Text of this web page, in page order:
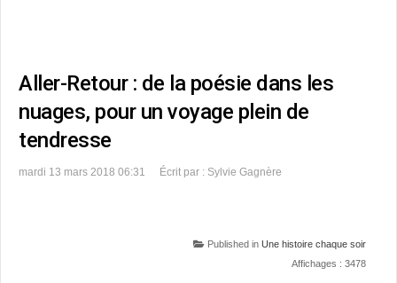
Aller-Retour : de la poésie dans les
nuages, pour un voyage plein de
tendresse
mardi 13 mars 2018 06:31 Écrit par : Sylvie Gagnère
Published in Une histoire chaque soir
Affichages : 3478